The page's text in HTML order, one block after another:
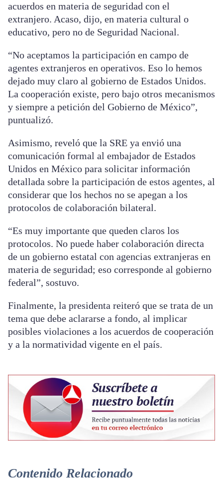
acuerdos en materia de seguridad con el
extranjero. Acaso, dijo, en materia cultural o
educativo, pero no de Seguridad Nacional.
“No aceptamos la participación en campo de
agentes extranjeros en operativos. Eso lo hemos
dejado muy claro al gobierno de Estados Unidos.
La cooperación existe, pero bajo otros mecanismos
y siempre a petición del Gobierno de México”,
puntualizó.
Asimismo, reveló que la SRE ya envió una
comunicación formal al embajador de Estados
Unidos en México para solicitar información
detallada sobre la participación de estos agentes, al
considerar que los hechos no se apegan a los
protocolos de colaboración bilateral.
“Es muy importante que queden claros los
protocolos. No puede haber colaboración directa
de un gobierno estatal con agencias extranjeras en
materia de seguridad; eso corresponde al gobierno
federal”, sostuvo.
Finalmente, la presidenta reiteró que se trata de un
tema que debe aclararse a fondo, al implicar
posibles violaciones a los acuerdos de cooperación
y a la normatividad vigente en el país.
Contenido Relacionado